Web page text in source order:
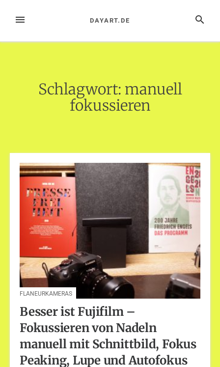
InhaltMENÜ SUCHE
DAYART.DE
Schlagwort: manuell
fokussieren
FLANEURKAMERAS
Besser ist Fujifilm –
Fokussieren von Nadeln
manuell mit Schnittbild, Fokus
Peaking, Lupe und Autofokus